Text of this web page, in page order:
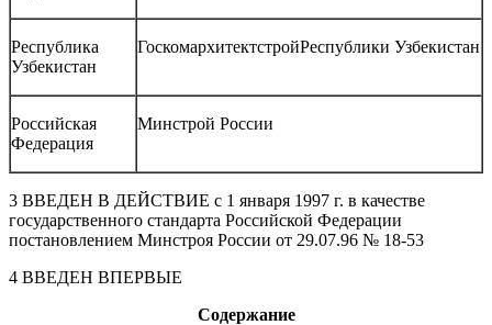
Республика
Узбекистан
ГоскомархитектстройРеспублики Узбекистан
Российская
Федерация
Минстрой России
3 ВВЕДЕН В ДЕЙСТВИЕ с 1 января 1997 г. в качестве
государственного стандарта Российской Федерации
постановлением Минстроя России от 29.07.96 № 18-53
4 ВВЕДЕН ВПЕРВЫЕ
Содержание